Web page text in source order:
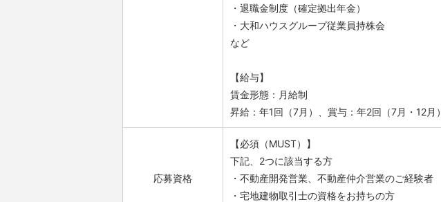
・退職金制度（確定拠出年金）
・大和ハウスグループ従業員持株会
など
【給与】
賃金形態：月給制
昇給：年1回（7月）、賞与：年2回（7月・12月）
応募資格
【必須（MUST）】
下記、2つに該当する方
・不動産開発営業、不動産仲介営業のご経験者
・宅地建物取引士の資格をお持ちの方